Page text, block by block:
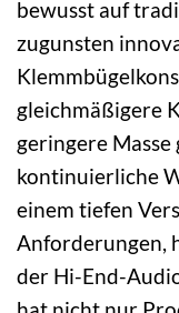
bewusst auf
zugunsten
gleichmäßigere
geringere
kontinuierliche
einem tiefen
Anforderungen,
der Hi-End-